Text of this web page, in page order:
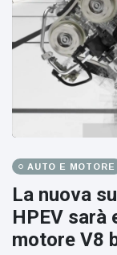
AUTO E MOTORE
La nuova
HPEV sarà
motore V8